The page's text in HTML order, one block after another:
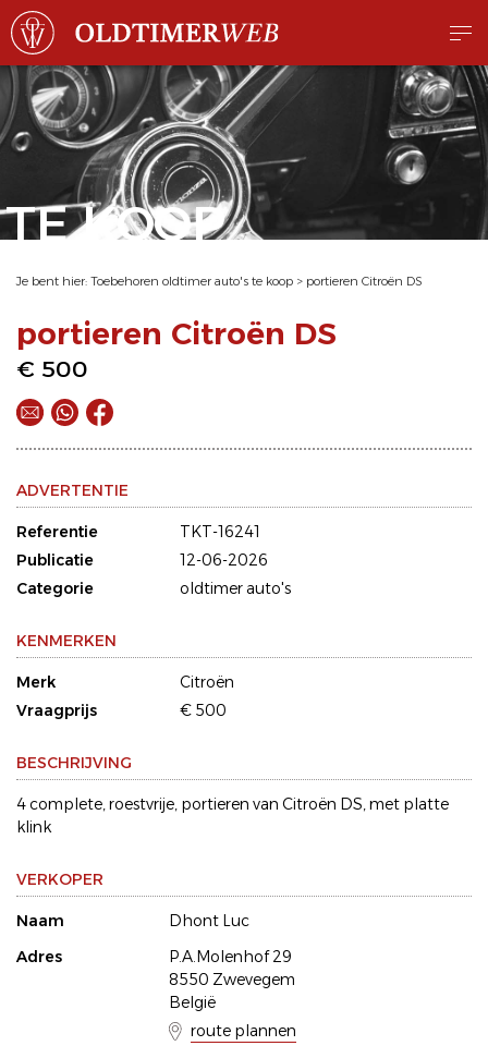
TE KOOP
Je bent hier: Toebehoren oldtimer auto's te koop > portieren Citroën DS
portieren Citroën DS
€ 500
ADVERTENTIE
Referentie
TKT-16241
Publicatie
12-06-2026
Categorie
oldtimer auto's
KENMERKEN
Merk
Citroën
Vraagprijs
€ 500
BESCHRIJVING
4 complete, roestvrije, portieren van Citroën DS, met platte
klink
VERKOPER
Naam
Dhont Luc
Adres
P.A.Molenhof 29
8550 Zwevegem
België
route plannen